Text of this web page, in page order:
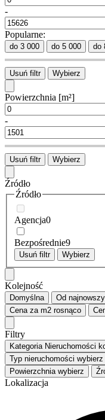
-
Popularne:
do 3 000 do 5 000 do
Usuń filtr Wybierz
Powierzchnia [m²]
-
Usuń filtr Wybierz
Źródło
Źródło
Agencja0
Bezpośrednie9
Usuń filtr Wybierz
Kolejność
Domyślna Od
Cena za m2 rosnąco
Filtry
Kategoria Nieruchomości
Typ nieruchomości wybierz
Powierzchnia wybierz
Lokalizacja